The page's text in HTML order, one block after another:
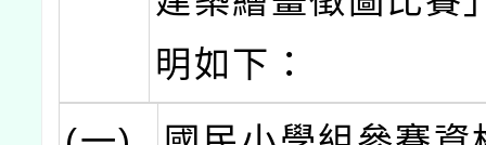
明如下：